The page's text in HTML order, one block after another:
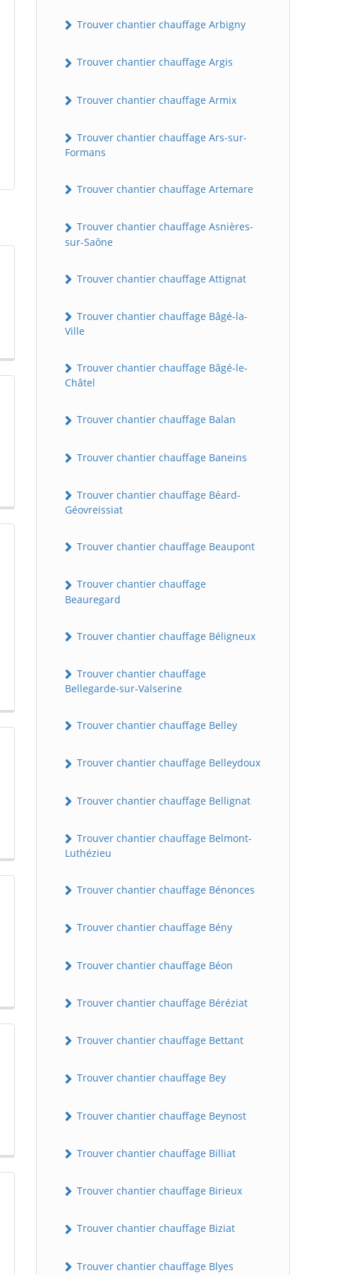
Trouver chantier chauffage Arbigny
Trouver chantier chauffage Argis
Trouver chantier chauffage Armix
Trouver chantier chauffage Ars-sur-
Formans
Trouver chantier chauffage Artemare
Trouver chantier chauffage Asnières-
sur-Saône
Trouver chantier chauffage Attignat
Trouver chantier chauffage Bâgé-la-
Ville
Trouver chantier chauffage Bâgé-le-
Châtel
Trouver chantier chauffage Balan
Trouver chantier chauffage Baneins
Trouver chantier chauffage Béard-
Géovreissiat
Trouver chantier chauffage Beaupont
Trouver chantier chauffage
Beauregard
Trouver chantier chauffage Béligneux
Trouver chantier chauffage
Bellegarde-sur-Valserine
Trouver chantier chauffage Belley
Trouver chantier chauffage Belleydoux
Trouver chantier chauffage Bellignat
Trouver chantier chauffage Belmont-
Luthézieu
Trouver chantier chauffage Bénonces
Trouver chantier chauffage Bény
Trouver chantier chauffage Béon
Trouver chantier chauffage Béréziat
Trouver chantier chauffage Bettant
Trouver chantier chauffage Bey
Trouver chantier chauffage Beynost
Trouver chantier chauffage Billiat
Trouver chantier chauffage Birieux
Trouver chantier chauffage Biziat
Trouver chantier chauffage Blyes